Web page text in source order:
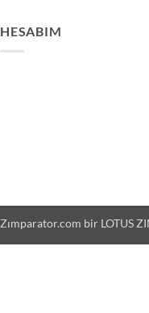
HESABIM
Zımparator.com bir LOTUS